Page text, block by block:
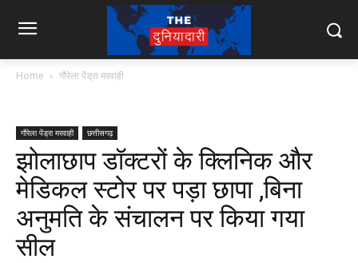
Home गौरेला पेंड्रा मरवाही
गौरेला पेंड्रा मरवाही छत्तीसगढ़
झोलाछाप डॉक्टरों के क्लिनिक और
मेडिकल स्टोर पर पड़ा छापा ,बिना
अनुमति के संचालन पर किया गया
सील